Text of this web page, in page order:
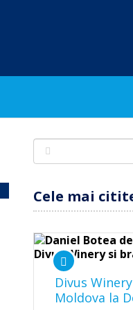
Cele mai
Divus
Moldova la